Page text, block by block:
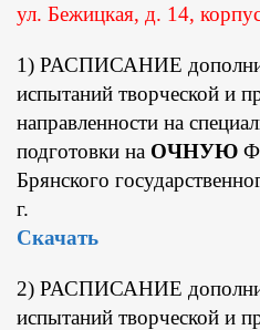
ул. Бежицкая, д. 14,
1) РАСПИСАНИЕ
испытаний творческой и
направленности на
подготовки на ОЧНУЮ
Брянского
г.
Скачать
2) РАСПИСАНИЕ
испытаний творческой и